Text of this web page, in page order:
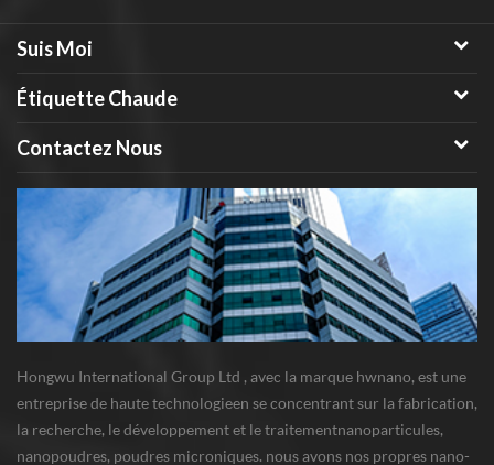
Suis Moi
Étiquette Chaude
Contactez Nous
Hongwu International Group Ltd , avec la marque hwnano, est une
entreprise de haute technologieen se concentrant sur la fabrication,
la recherche, le développement et le traitementnanoparticules,
nanopoudres, poudres microniques. nous avons nos propres nano-